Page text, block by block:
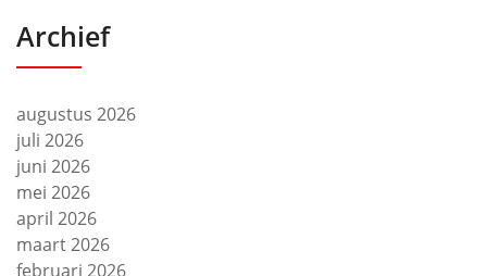
Archief
augustus 2026
juli 2026
juni 2026
mei 2026
april 2026
maart 2026
februari 2026